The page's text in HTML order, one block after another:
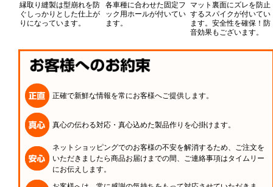
縁取り縫製は型崩れを防
ぐしっかりとした仕上が
りになっています。
各車種に合わせた固定フ
ック用ホールが付いてい
ます。
マット裏面にズレを防止
するスパイクが付いてい
ます。安全性を確保！防
音効果もございます。
正確で新鮮な情報を常にお客様へご提供します。
真心の伝わる対応・真心込めた製品作りを心掛けます。
ネットショッピングでのお客様の不安を解消するため、ご注文を
いただきましたら商品お届けまでの間、ご連絡事項はタイムリー
にお伝えします。